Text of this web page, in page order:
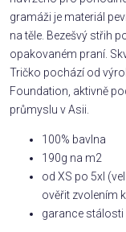
gramáži je materiál
na těle. Bezešvý střih
opakovaném praní.
Tričko pochází od
Foundation, aktivně
průmyslu v Asii.
100% bavlna
190g na m2
od XS po 5xl
ověřit zvolením
garance stálosti